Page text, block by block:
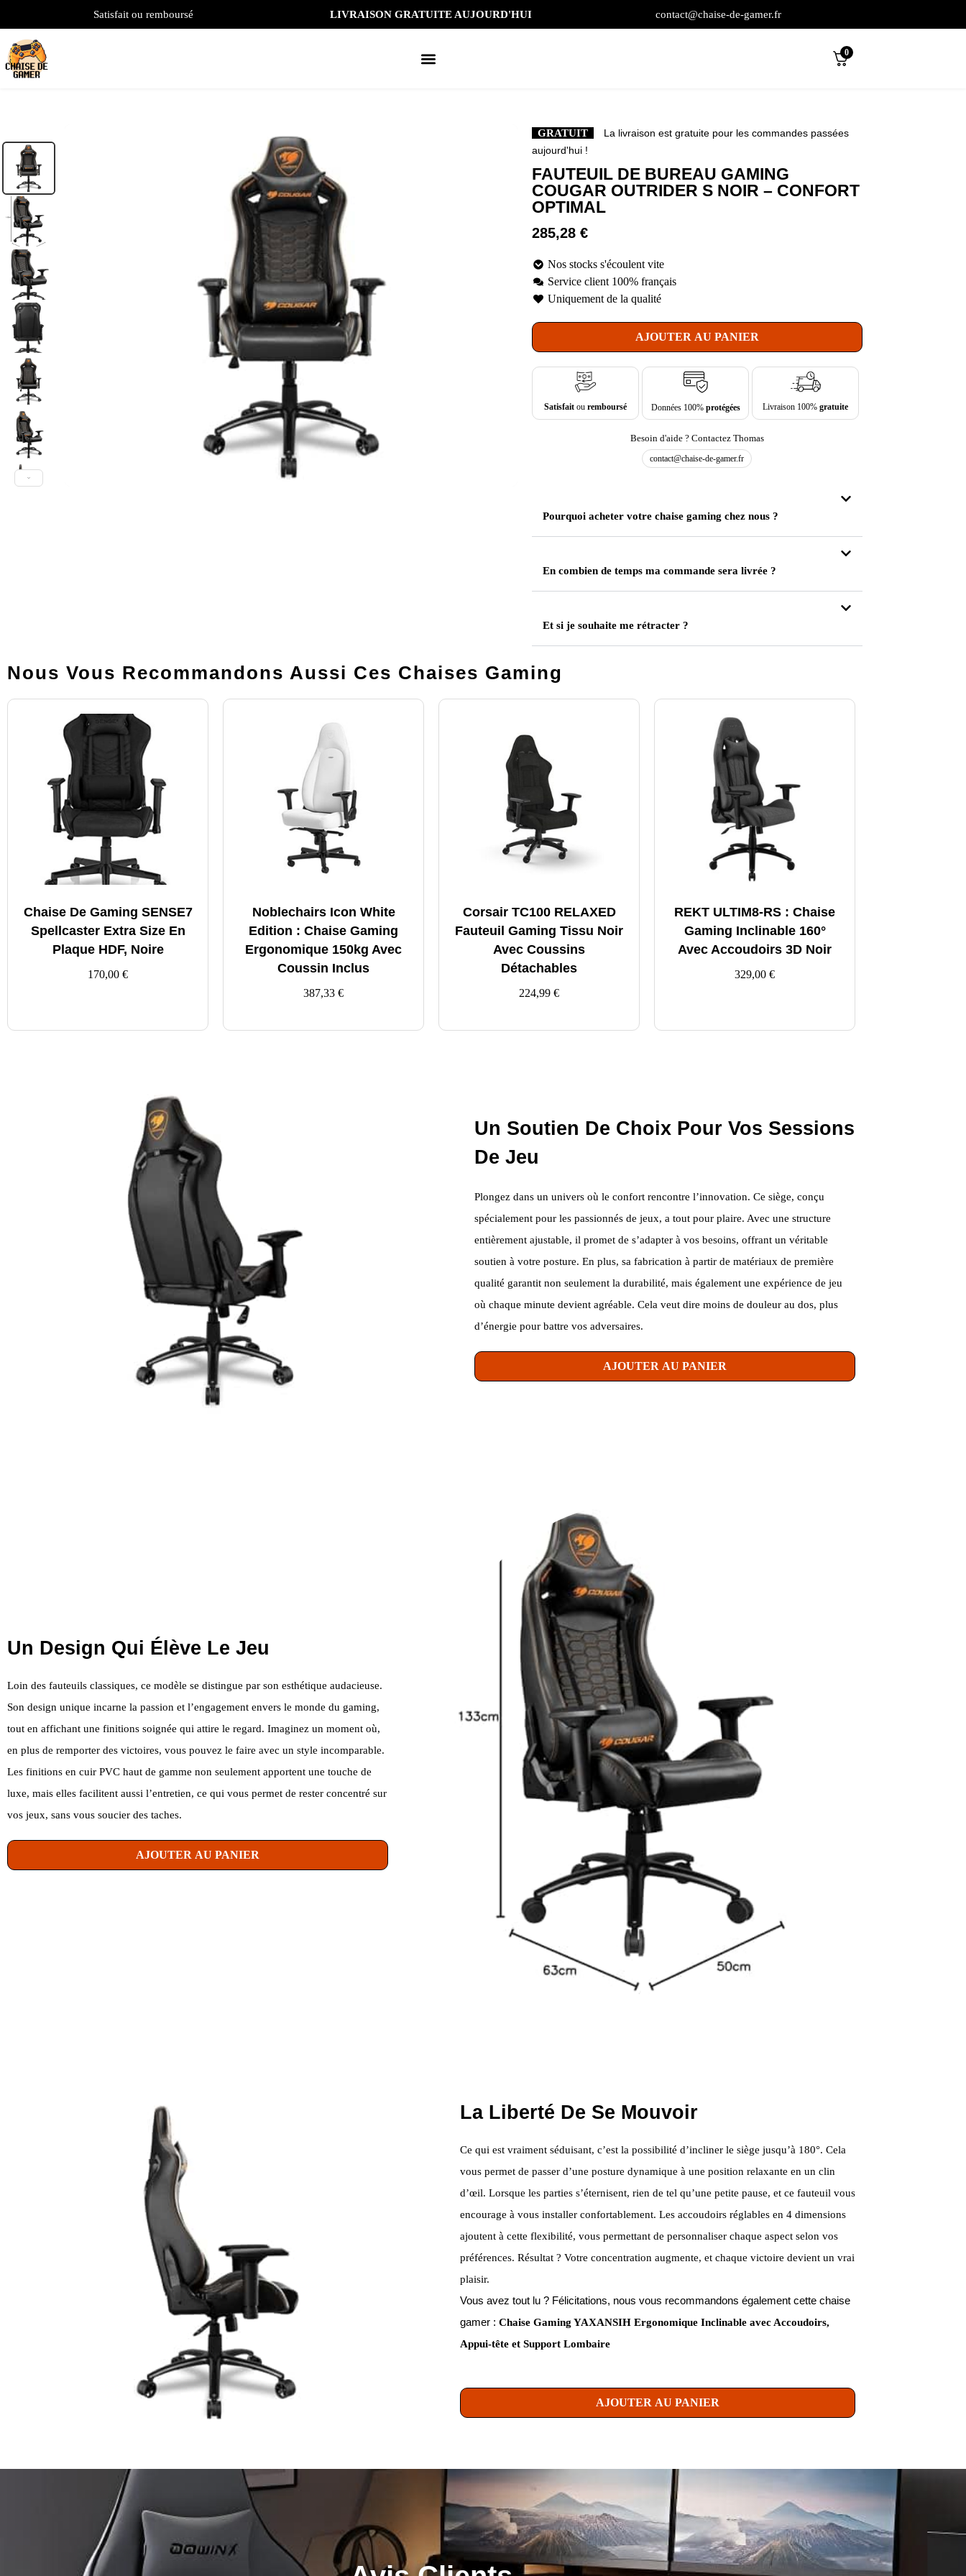
Satisfait ou remboursé LIVRAISON GRATUITE AUJOURD'HUI contact@chaise-de-gamer.fr
0
GRATUIT
La livraison est gratuite pour les commandes passées
aujourd'hui !
FAUTEUIL DE BUREAU GAMING
COUGAR OUTRIDER S NOIR – CONFORT
OPTIMAL
285,28 €
Nos stocks s'écoulent vite
Service client 100% français
Uniquement de la qualité
AJOUTER AU PANIER
Satisfait ouremboursé Données 100% protégées Livraison 100%gratuite
Besoin d'aide ? Contactez Thomas
contact@chaise-de-gamer.fr
Pourquoi acheter votre chaise gaming chez nous ?
En combien de temps ma commande sera livrée ?
Et si je souhaite me rétracter ?
Nous Vous Recommandons Aussi Ces Chaises Gaming
Chaise De Gaming SENSE7
Spellcaster Extra Size En
Plaque HDF, Noire
170,00 €
Noblechairs Icon White
Edition : Chaise Gaming
Ergonomique 150kg Avec
Coussin Inclus
387,33 €
Corsair TC100 RELAXED
Fauteuil Gaming Tissu Noir
Avec Coussins
Détachables
224,99 €
REKT ULTIM8-RS : Chaise
Gaming Inclinable 160°
Avec Accoudoirs 3D Noir
329,00 €
Un Soutien De Choix Pour Vos Sessions
De Jeu
Plongez dans un univers où le confort rencontre l’innovation. Ce siège, conçu
spécialement pour les passionnés de jeux, a tout pour plaire. Avec une structure
entièrement ajustable, il promet de s’adapter à vos besoins, offrant un véritable
soutien à votre posture. En plus, sa fabrication à partir de matériaux de première
qualité garantit non seulement la durabilité, mais également une expérience de jeu
où chaque minute devient agréable. Cela veut dire moins de douleur au dos, plus
d’énergie pour battre vos adversaires.
AJOUTER AU PANIER
Un Design Qui Élève Le Jeu
Loin des fauteuils classiques, ce modèle se distingue par son esthétique audacieuse.
Son design unique incarne la passion et l’engagement envers le monde du gaming,
tout en affichant une finitions soignée qui attire le regard. Imaginez un moment où,
en plus de remporter des victoires, vous pouvez le faire avec un style incomparable.
Les finitions en cuir PVC haut de gamme non seulement apportent une touche de
luxe, mais elles facilitent aussi l’entretien, ce qui vous permet de rester concentré sur
vos jeux, sans vous soucier des taches.
AJOUTER AU PANIER
La Liberté De Se Mouvoir
Ce qui est vraiment séduisant, c’est la possibilité d’incliner le siège jusqu’à 180°. Cela
vous permet de passer d’une posture dynamique à une position relaxante en un clin
d’œil. Lorsque les parties s’éternisent, rien de tel qu’une petite pause, et ce fauteuil vous
encourage à vous installer confortablement. Les accoudoirs réglables en 4 dimensions
ajoutent à cette flexibilité, vous permettant de personnaliser chaque aspect selon vos
préférences. Résultat ? Votre concentration augmente, et chaque victoire devient un vrai
plaisir.
Vous avez tout lu ? Félicitations, nous vous recommandons également cette chaise
gamer : Chaise Gaming YAXANSIH Ergonomique Inclinable avec Accoudoirs,
Appui-tête et Support Lombaire
AJOUTER AU PANIER